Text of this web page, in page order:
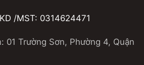
/MST: 0314624471
01 Trường Sơn, Phường 4, Quận